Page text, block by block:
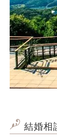
結婚相